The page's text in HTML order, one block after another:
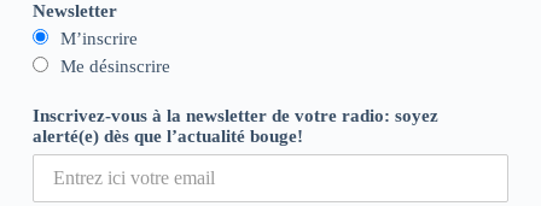
Newsletter
M’inscrire
Me désinscrire
Inscrivez-vous à la newsletter de votre radio: soyez
alerté(e) dès que l’actualité bouge!